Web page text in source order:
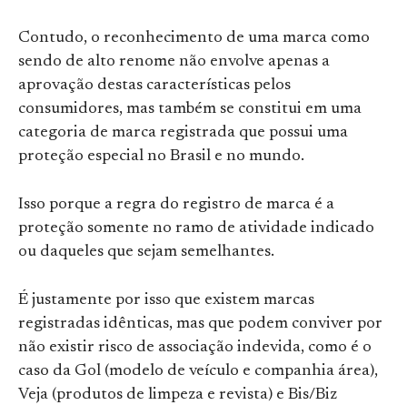
Contudo, o reconhecimento de uma marca como
sendo de alto renome não envolve apenas a
aprovação destas características pelos
consumidores, mas também se constitui em uma
categoria de marca registrada que possui uma
proteção especial no Brasil e no mundo.
Isso porque a regra do registro de marca é a
proteção somente no ramo de atividade indicado
ou daqueles que sejam semelhantes.
É justamente por isso que existem marcas
registradas idênticas, mas que podem conviver por
não existir risco de associação indevida, como é o
caso da Gol (modelo de veículo e companhia área),
Veja (produtos de limpeza e revista) e Bis/Biz